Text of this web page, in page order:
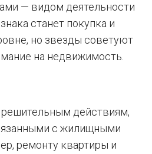
— видом деятельности
станет покупка и
но звезды советуют
на недвижимость.
действиям,
с жилищными
ремонту квартиры и